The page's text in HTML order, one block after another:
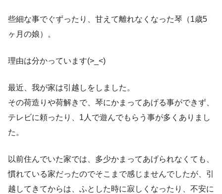
些細な事でぐずったり、甘えて離れなくなった琴（1歳5
ヶ月の娘）。
理由は分かっています(>_<)
最近、我が家は引越しをしました。
その荷造りや荷解きで、琴にかまってあげる事ができず、
テレビに頼ったり、1人で遊んでもらう事が多くありまし
た。
以前住んでいた家では、多少かまってあげられなくても、
慣れている家だったのでそこまで感じませんでしたが、引
越してきてからは、ふとした時に寂しくなったり、不安に